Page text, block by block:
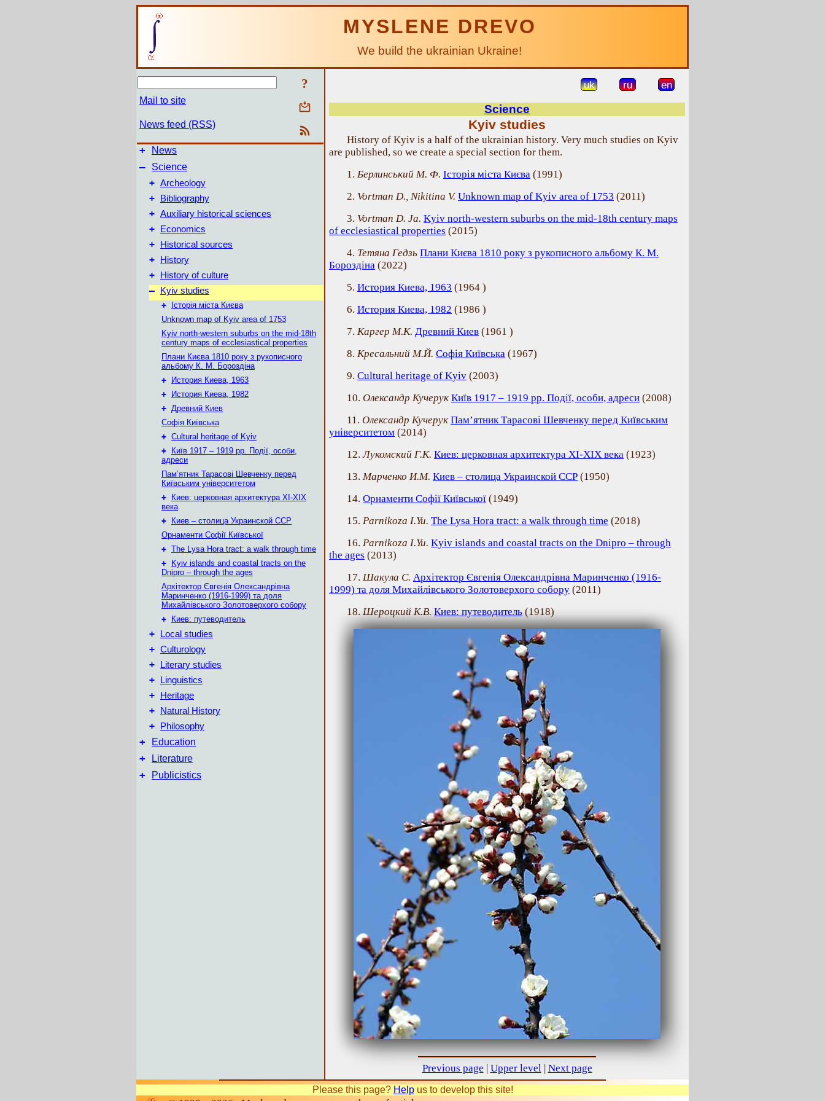
MYSLENE DREVO
We build the ukrainian Ukraine!
?
Mail to site
News feed (RSS)
+ News
–
Science
+ Archeology
+ Bibliography
+ Auxiliary historical sciences
+ Economics
+ Historical sources
+ History
+ History of culture
– Kyiv studies
+
Історія міста Києва
Unknown map of Kyiv area of 1753
Kyiv north-western suburbs on the mid-18th
century maps of ecclesiastical properties
Плани Києва 1810 року з рукописного
альбому К. М. Бороздіна
+
История Киева, 1963
+
История Киева, 1982
+ Древний Киев
Софія Київська
+ Cultural heritage of Kyiv
+
Київ 1917 – 1919 рр. Події, особи,
адреси
Пам’ятник Тарасові Шевченку перед
Київським університетом
+
Киев: церковная архитектура XI-XIX
века
+
Киев – столица Украинской ССР
Орнаменти Софії Київської
+ The Lysa Hora tract: a walk through time
+
Kyiv islands and coastal tracts on the
Dnipro – through the ages
Архітектор Євгенія Олександрівна
Маринченко (1916-1999) та доля
Михайлівського Золотоверхого собору
+
Киев: путеводитель
+ Local studies
+ Culturology
+ Literary studies
+ Linguistics
+ Heritage
+ Natural History
+ Philosophy
+ Education
+ Literature
+ Publicistics
uk ru en
Science
Kyiv studies
History of Kyiv is a half of the ukrainian history. Very much studies on Kyiv
are published, so we create a special section for them.
1. Берлинський М. Ф. Історія міста Києва (1991)
2. Vortman D., Nikitina V. Unknown map of Kyiv area of 1753 (2011)
3. Vortman D. Ja. Kyiv north-western suburbs on the mid-18th century maps
of ecclesiastical properties (2015)
4. Тетяна Гедзь Плани Києва 1810 року з рукописного альбому К. М.
Бороздіна (2022)
5. История Киева, 1963 (1964 )
6. История Киева, 1982 (1986 )
7. Каргер М.К. Древний Киев (1961 )
8. Кресальний М.Й. Софія Київська (1967)
9. Cultural heritage of Kyiv (2003)
10. Олександр Кучерук Київ 1917 – 1919 рр. Події, особи, адреси (2008)
11. Олександр Кучерук Пам’ятник Тарасові Шевченку перед Київським
університетом (2014)
12.Лукомский Г.К. Киев: церковная архитектура XI-XIX века (1923)
13. Марченко И.М. Киев – столица Украинской ССР (1950)
14. Орнаменти Софії Київської (1949)
15. Parnikoza I.Yu. The Lysa Hora tract: a walk through time (2018)
16. Parnikoza I.Yu. Kyiv islands and coastal tracts on the Dnipro – through
the ages (2013)
17. Шакула С. Архітектор Євгенія Олександрівна Маринченко (1916-
1999) та доля Михайлівського Золотоверхого собору (2011)
18.Шероцкий К.В. Киев: путеводитель (1918)
Previous page | Upper level| Next page
Please this page? Helpus to develop this site!